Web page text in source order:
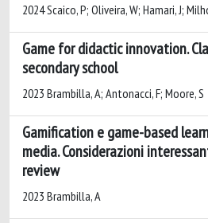
2024 Scaico, P; Oliveira, W; Hamari, J;
Game for didactic innovation.
secondary school
2023 Brambilla, A; Antonacci, F; Moore, S
Gamification e game-based
media. Considerazioni
review
2023 Brambilla, A